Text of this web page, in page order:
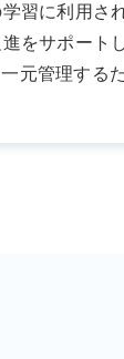
習に利用さ
をサポート
元管理する